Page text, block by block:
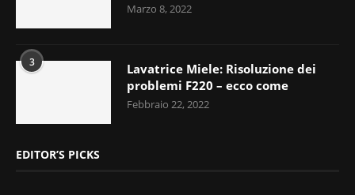
Marzo 8, 2022
3
Lavatrice Miele: Risoluzione dei
problemi F220 – ecco come
Febbraio 22, 2022
EDITOR’S PICKS